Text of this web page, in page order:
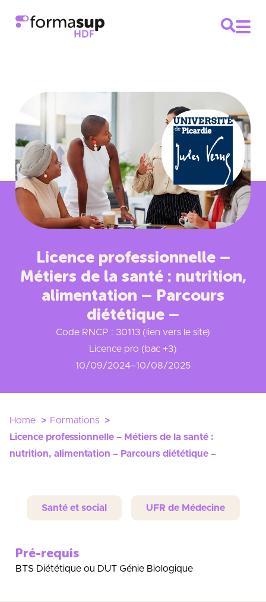
Licence professionnelle –
Métiers de la santé : nutrition,
alimentation – Parcours
diététique –
Code RNCP : 30113 (lien vers le site)
Licence pro (bac +3)
10/09/2024–10/08/2025
Home
Formations
Licence professionnelle – Métiers de la santé :
nutrition, alimentation – Parcours diététique –
Santé et social UFR de Médecine
Pré-requis
BTS Diététique ou DUT Génie Biologique